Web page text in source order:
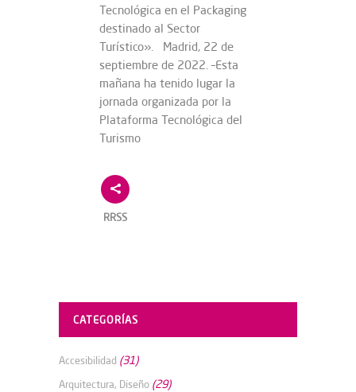
Tecnológica en el Packaging
destinado al Sector
Turístico». Madrid, 22 de
septiembre de 2022. –Esta
mañana ha tenido lugar la
jornada organizada por la
Plataforma Tecnológica del
Turismo
RRSS
CATEGORÍAS
Accesibilidad (31)
Arquitectura, Diseño (29)